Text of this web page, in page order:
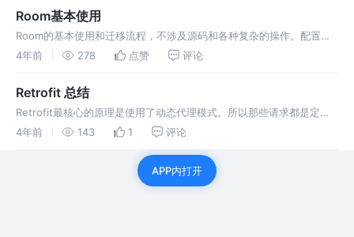
Room基本使用
Room的基本使用和迁移流程，不涉及源码和各种复杂的操作。配置依
赖，创建表，定义表操作，创建数据库。
4年前 278 点赞 评论
Retrofit 总结
Retrofit最核心的原理是使用了动态代理模式。所以那些请求都是定义
在接口里，而不能是类。因为动态代理生成的是Proxy子类
4年前 143 1 评论
APP内打开